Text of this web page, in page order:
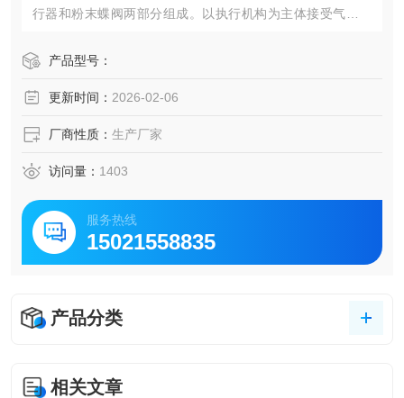
行器和粉末蝶阀两部分组成。以执行机构为主体接受气动元
向，控制阀门启闭。手动铝合金法兰蝶阀
产品型号：
更新时间： 2026-02-06
厂商性质： 生产厂家
访问量： 1403
服务热线
15021558835
产品分类
相关文章